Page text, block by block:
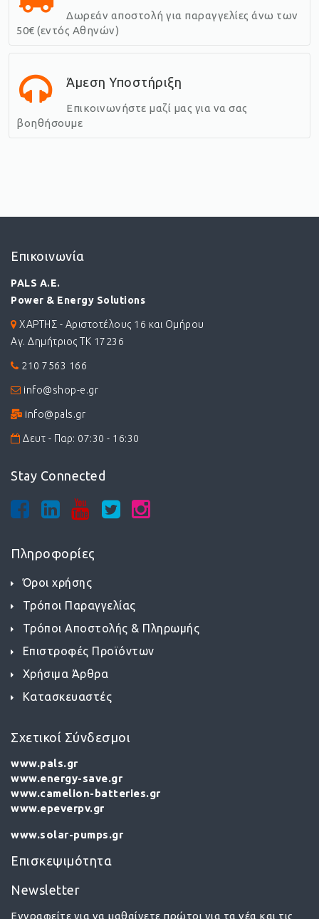
Δωρεάν αποστολή για παραγγελίες άνω των
50€ (εντός Αθηνών)
Άμεση Υποστήριξη
Επικοινωνήστε μαζί μας για να σας
βοηθήσουμε
Επικοινωνία
PALS A.E.
Power & Energy Solutions
ΧΑΡΤΗΣ - Αριστοτέλους 16 και Ομήρου
Αγ. Δημήτριος ΤΚ 17236
210 7563 166
info@shop-e.gr
info@pals.gr
Δευτ - Παρ: 07:30 - 16:30
Stay Connected
Πληροφορίες
Όροι χρήσης
Τρόποι Παραγγελίας
Τρόποι Αποστολής & Πληρωμής
Επιστροφές Προϊόντων
Χρήσιμα Άρθρα
Κατασκευαστές
Σχετικοί Σύνδεσμοι
www.pals.gr
www.energy-save.gr
www.camelion-batteries.gr
www.epeverpv.gr
www.solar-pumps.gr
Επισκεψιμότητα
Newsletter
Εγγραφείτε για να μαθαίνετε πρώτοι για τα νέα και τις